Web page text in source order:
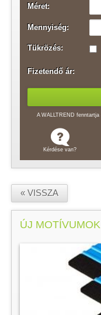
Méret:
Mennyiség:
Tükrözés:
Fizetendő ár:
A WALLTREND
Kérdése van?
« VISSZA
ÚJ MOTÍVUMOK